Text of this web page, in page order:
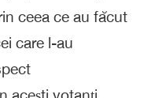
ceea ce au făcut
care l-au